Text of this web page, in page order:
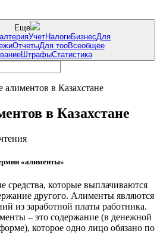
Еще
УчетНалогиБизнесДля
ОтчетыДля тооВсеобщее
ШтрафыСтатистика
алиментов в Казахстане
в Казахстане
«алименты»
которые выплачиваются
другого. Алименты являются
из заработной платы работника.
– это содержание (в денежной
которое одно лицо обязано по